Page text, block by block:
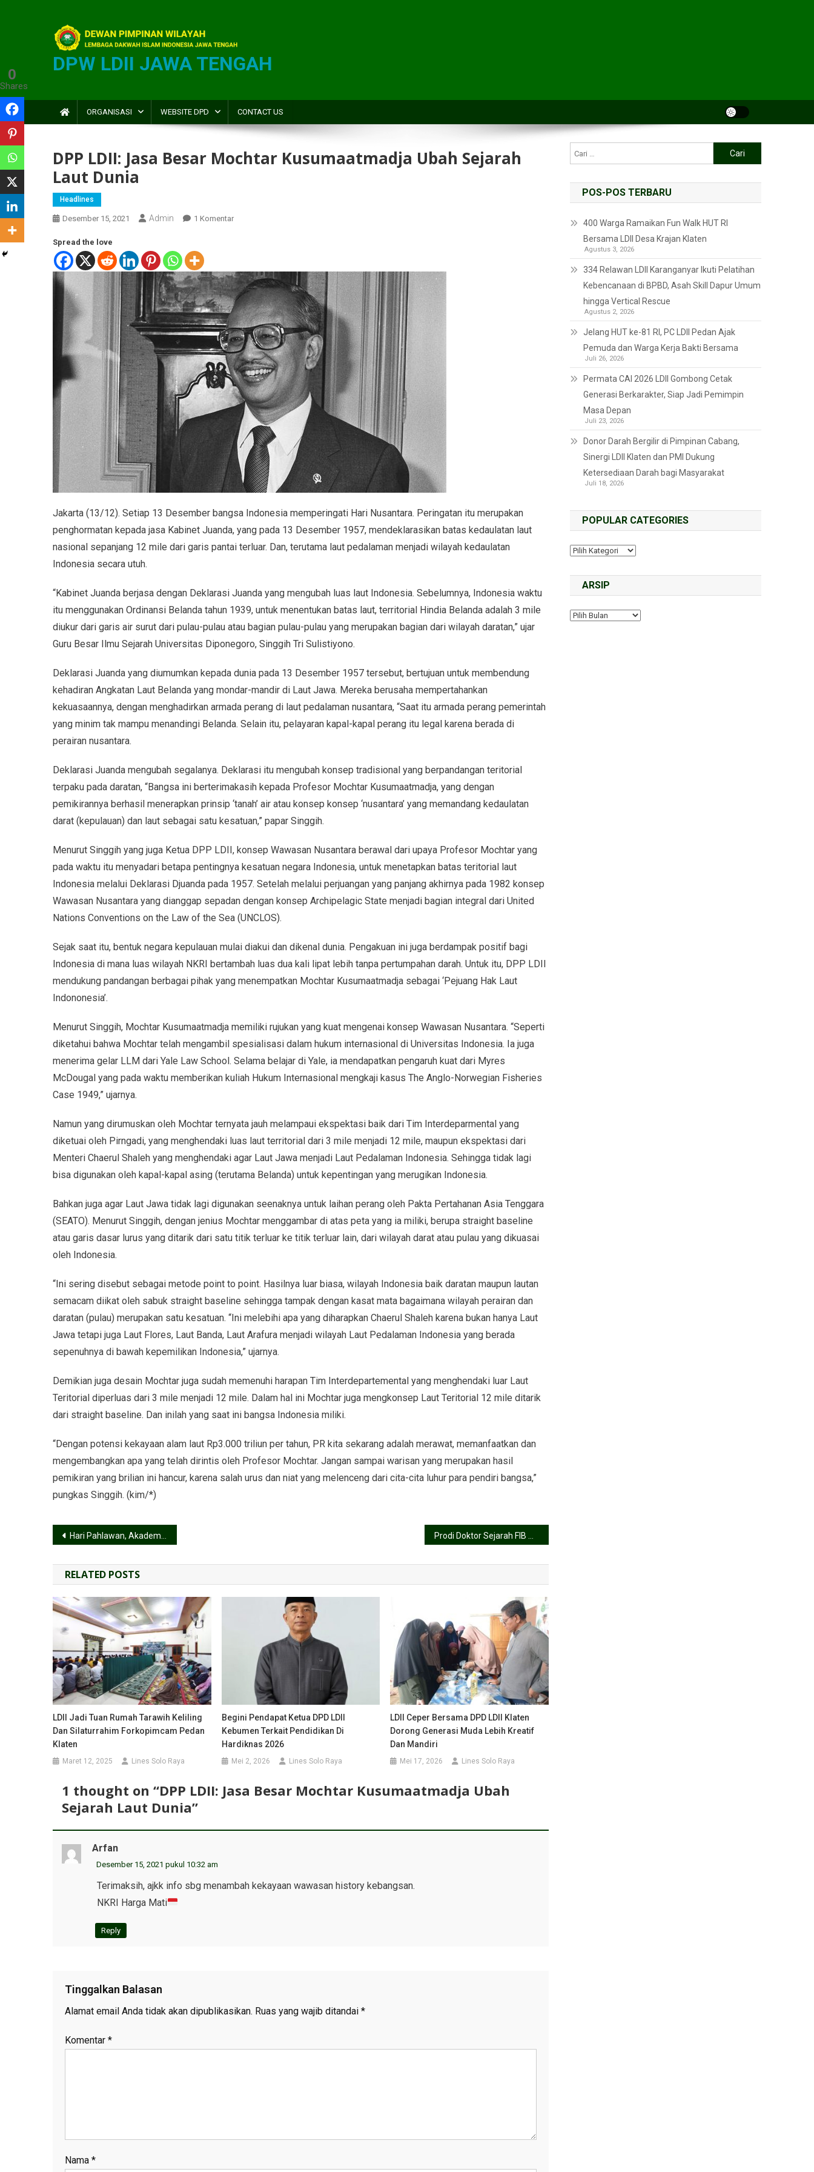
DPW LDII JAWA TENGAH
ORGANISASI WEBSITE DPD CONTACT US
DPP LDII: Jasa Besar Mochtar Kusumaatmadja Ubah Sejarah
Laut Dunia
Headlines
Desember 15, 2021 Admin 1 Komentar
Spread the love
Jakarta (13/12). Setiap 13 Desember bangsa Indonesia memperingati Hari Nusantara. Peringatan itu merupakan
penghormatan kepada jasa Kabinet Juanda, yang pada 13 Desember 1957, mendeklarasikan batas kedaulatan laut
nasional sepanjang 12 mile dari garis pantai terluar. Dan, terutama laut pedalaman menjadi wilayah kedaulatan
Indonesia secara utuh.
“Kabinet Juanda berjasa dengan Deklarasi Juanda yang mengubah luas laut Indonesia. Sebelumnya, Indonesia waktu
itu menggunakan Ordinansi Belanda tahun 1939, untuk menentukan batas laut, territorial Hindia Belanda adalah 3 mile
diukur dari garis air surut dari pulau-pulau atau bagian pulau-pulau yang merupakan bagian dari wilayah daratan,” ujar
Guru Besar Ilmu Sejarah Universitas Diponegoro, Singgih Tri Sulistiyono.
Deklarasi Juanda yang diumumkan kepada dunia pada 13 Desember 1957 tersebut, bertujuan untuk membendung
kehadiran Angkatan Laut Belanda yang mondar-mandir di Laut Jawa. Mereka berusaha mempertahankan
kekuasaannya, dengan menghadirkan armada perang di laut pedalaman nusantara, “Saat itu armada perang pemerintah
yang minim tak mampu menandingi Belanda. Selain itu, pelayaran kapal-kapal perang itu legal karena berada di
perairan nusantara.
Deklarasi Juanda mengubah segalanya. Deklarasi itu mengubah konsep tradisional yang berpandangan teritorial
terpaku pada daratan, “Bangsa ini berterimakasih kepada Profesor Mochtar Kusumaatmadja, yang dengan
pemikirannya berhasil menerapkan prinsip ‘tanah’ air atau konsep konsep ‘nusantara’ yang memandang kedaulatan
darat (kepulauan) dan laut sebagai satu kesatuan,” papar Singgih.
Menurut Singgih yang juga Ketua DPP LDII, konsep Wawasan Nusantara berawal dari upaya Profesor Mochtar yang
pada waktu itu menyadari betapa pentingnya kesatuan negara Indonesia, untuk menetapkan batas teritorial laut
Indonesia melalui Deklarasi Djuanda pada 1957. Setelah melalui perjuangan yang panjang akhirnya pada 1982 konsep
Wawasan Nusantara yang dianggap sepadan dengan konsep Archipelagic State menjadi bagian integral dari United
Nations Conventions on the Law of the Sea (UNCLOS).
Sejak saat itu, bentuk negara kepulauan mulai diakui dan dikenal dunia. Pengakuan ini juga berdampak positif bagi
Indonesia di mana luas wilayah NKRI bertambah luas dua kali lipat lebih tanpa pertumpahan darah. Untuk itu, DPP LDII
mendukung pandangan berbagai pihak yang menempatkan Mochtar Kusumaatmadja sebagai ‘Pejuang Hak Laut
Indononesia’.
Menurut Singgih, Mochtar Kusumaatmadja memiliki rujukan yang kuat mengenai konsep Wawasan Nusantara. “Seperti
diketahui bahwa Mochtar telah mengambil spesialisasi dalam hukum internasional di Universitas Indonesia. Ia juga
menerima gelar LLM dari Yale Law School. Selama belajar di Yale, ia mendapatkan pengaruh kuat dari Myres
McDougal yang pada waktu memberikan kuliah Hukum Internasional mengkaji kasus The Anglo-Norwegian Fisheries
Case 1949,” ujarnya.
Namun yang dirumuskan oleh Mochtar ternyata jauh melampaui ekspektasi baik dari Tim Interdeparmental yang
diketuai oleh Pirngadi, yang menghendaki luas laut territorial dari 3 mile menjadi 12 mile, maupun ekspektasi dari
Menteri Chaerul Shaleh yang menghendaki agar Laut Jawa menjadi Laut Pedalaman Indonesia. Sehingga tidak lagi
bisa digunakan oleh kapal-kapal asing (terutama Belanda) untuk kepentingan yang merugikan Indonesia.
Bahkan juga agar Laut Jawa tidak lagi digunakan seenaknya untuk laihan perang oleh Pakta Pertahanan Asia Tenggara
(SEATO). Menurut Singgih, dengan jenius Mochtar menggambar di atas peta yang ia miliki, berupa straight baseline
atau garis dasar lurus yang ditarik dari satu titik terluar ke titik terluar lain, dari wilayah darat atau pulau yang dikuasai
oleh Indonesia.
“Ini sering disebut sebagai metode point to point. Hasilnya luar biasa, wilayah Indonesia baik daratan maupun lautan
semacam diikat oleh sabuk straight baseline sehingga tampak dengan kasat mata bagaimana wilayah perairan dan
daratan (pulau) merupakan satu kesatuan. “Ini melebihi apa yang diharapkan Chaerul Shaleh karena bukan hanya Laut
Jawa tetapi juga Laut Flores, Laut Banda, Laut Arafura menjadi wilayah Laut Pedalaman Indonesia yang berada
sepenuhnya di bawah kepemilikan Indonesia,” ujarnya.
Demikian juga desain Mochtar juga sudah memenuhi harapan Tim Interdepartemental yang menghendaki luar Laut
Teritorial diperluas dari 3 mile menjadi 12 mile. Dalam hal ini Mochtar juga mengkonsep Laut Teritorial 12 mile ditarik
dari straight baseline. Dan inilah yang saat ini bangsa Indonesia miliki.
“Dengan potensi kekayaan alam laut Rp3.000 triliun per tahun, PR kita sekarang adalah merawat, memanfaatkan dan
mengembangkan apa yang telah dirintis oleh Profesor Mochtar. Jangan sampai warisan yang merupakan hasil
pemikiran yang brilian ini hancur, karena salah urus dan niat yang melenceng dari cita-cita luhur para pendiri bangsa,”
pungkas Singgih. (kim/*)
0
Shares
Hari Pahlawan, Akademisi Ingatkan Perilaku Bangsa Hari Ini Menentukan Masa Depan Indonesia
RELATED POSTS
LDII Jadi Tuan Rumah Tarawih Keliling
Dan Silaturrahim Forkopimcam Pedan
Klaten
Maret 12, 2025 Lines Solo Raya
Begini Pendapat Ketua DPD LDII
Kebumen Terkait Pendidikan Di
Hardiknas 2026
Mei 2, 2026 Lines Solo Raya
LDII Ceper Bersama DPD LDII Klaten
Dorong Generasi Muda Lebih Kreatif
Dan Mandiri
Mei 17, 2026 Lines Solo Raya
1 thought on “DPP LDII: Jasa Besar Mochtar Kusumaatmadja Ubah
Sejarah Laut Dunia”
Arfan
Desember 15, 2021 pukul 10:32 am
Terimaksih, ajkk info sbg menambah kekayaan wawasan history kebangsan.
NKRI Harga Mati
Reply
Tinggalkan Balasan
Alamat email Anda tidak akan dipublikasikan. Ruas yang wajib ditandai *
Komentar *
Nama *
POS-POS TERBARU
400 Warga Ramaikan Fun Walk HUT RI
Bersama LDII Desa Krajan Klaten
Agustus 3, 2026
334 Relawan LDII Karanganyar Ikuti Pelatihan
Kebencanaan di BPBD, Asah Skill Dapur Umum
hingga Vertical Rescue
Agustus 2, 2026
Jelang HUT ke-81 RI, PC LDII Pedan Ajak
Pemuda dan Warga Kerja Bakti Bersama
Juli 26, 2026
Permata CAI 2026 LDII Gombong Cetak
Generasi Berkarakter, Siap Jadi Pemimpin
Masa Depan
Juli 23, 2026
Donor Darah Bergilir di Pimpinan Cabang,
Sinergi LDII Klaten dan PMI Dukung
Ketersediaan Darah bagi Masyarakat
Juli 18, 2026
POPULAR CATEGORIES
ARSIP